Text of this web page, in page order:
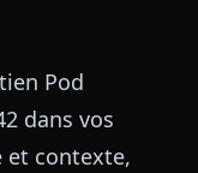
Pod
dans vos
et contexte,